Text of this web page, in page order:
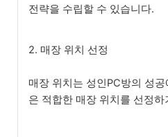
전략을 수립할 수 있습니다.
2. 매장 위치 선정
매장 위치는 성인PC방의 성
은 적합한 매장 위치를 선정